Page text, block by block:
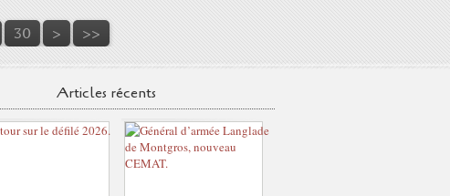
30 40
50
60
70
80
90
100
> >>
Articles récents